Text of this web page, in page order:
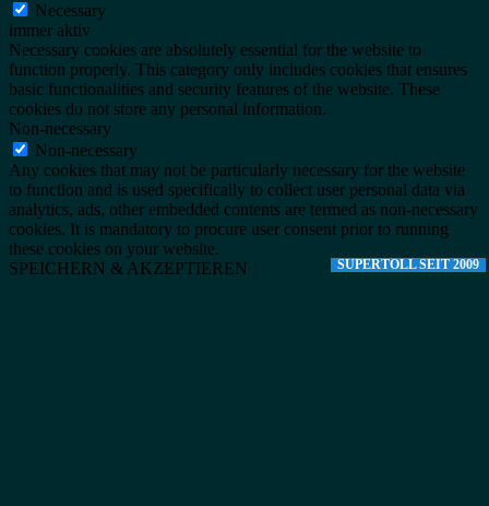
SUPERTOLL SEIT 2009
Necessary
immer aktiv
Necessary cookies are absolutely essential for the website to
function properly. This category only includes cookies that ensures
basic functionalities and security features of the website. These
cookies do not store any personal information.
Non-necessary
Non-necessary
Any cookies that may not be particularly necessary for the website
to function and is used specifically to collect user personal data via
analytics, ads, other embedded contents are termed as non-necessary
cookies. It is mandatory to procure user consent prior to running
these cookies on your website.
SPEICHERN & AKZEPTIEREN